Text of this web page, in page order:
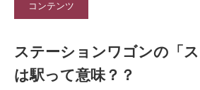
コンテンツ
ステーションワゴンの「ス
は駅って意味？？